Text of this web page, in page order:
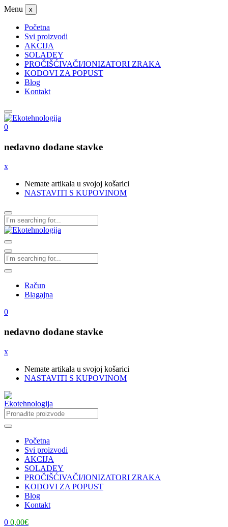
Menu x
Početna
Svi proizvodi
AKCIJA
SOLADEY
PROČIŠĆIVAČI/IONIZATORI ZRAKA
KODOVI ZA POPUST
Blog
Kontakt
0
nedavno dodane stavke
x
Nemate artikala u svojoj košarici
NASTAVITI S KUPOVINOM
Račun
Blagajna
0
nedavno dodane stavke
x
Nemate artikala u svojoj košarici
NASTAVITI S KUPOVINOM
Početna
Svi proizvodi
AKCIJA
SOLADEY
PROČIŠĆIVAČI/IONIZATORI ZRAKA
KODOVI ZA POPUST
Blog
Kontakt
0 0,00€